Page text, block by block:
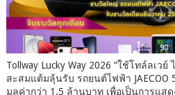
Tollway Lucky Way 2026 “ใช้โทล์ลเวย์
สะสมแต้มลุ้นรับ รถยนต์ไฟฟ้า JAECOO
มูลค่ากว่า 1.5 ล้านบาท เพื่อเป็นการแ